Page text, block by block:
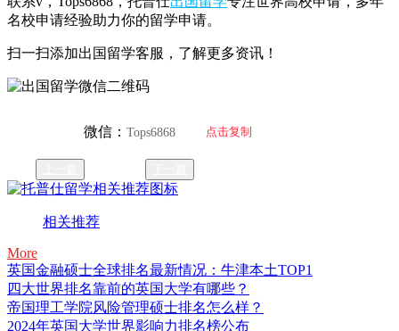
名校申请经验助力你的留学申请。
扫一扫添加出国留学客服，了解更多资讯！
微信：Tops6868 点击复制
相关推荐
More
英国金融硕士全球排名最新情况：牛津本土TOP1
四大世界排名靠前的英国大学有哪些？
帝国理工学院风险管理硕士排名怎么样？
2024年英国大学世界影响力排名榜公布